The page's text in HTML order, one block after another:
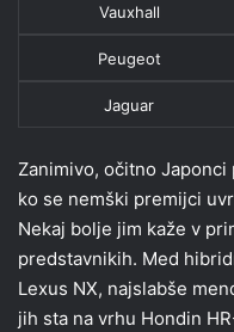
Vauxhall
Peugeot
Jaguar
Zanimivo, očitno
ko se nemški premijci
Nekaj bolje jim kaže v
predstavnikih. Med
Lexus NX, najslabše
jih sta na vrhu Hondin